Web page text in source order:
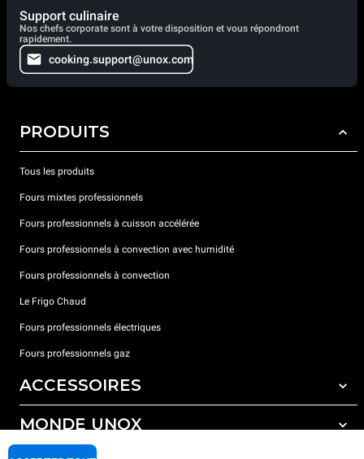
Support culinaire
Nos chefs corporate sont à votre disposition et vous répondront
rapidement.
cooking.support@unox.com
PRODUITS
Tous les produits
Fours mixtes professionnels
Fours professionnels à cuisson accélérée
Fours professionnels à convection avec humidité
Fours professionnels à convection
Le Frigo Chaud
Fours professionnels électriques
Fours professionnels gaz
ACCESSOIRES
Tous les accessoires
Détergents pour lavage automatique
MONDE UNOX